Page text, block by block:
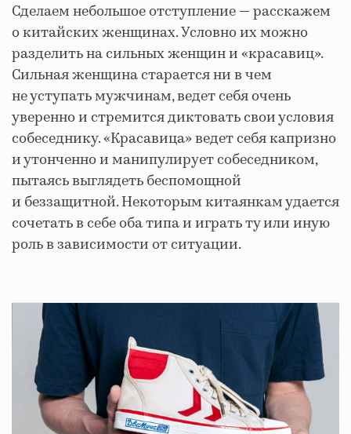
Сделаем небольшое отступление — расскажем
о китайских женщинах. Условно их можно
разделить на сильных женщин и «красавиц».
Сильная женщина старается ни в чем
не уступать мужчинам, ведет себя очень
уверенно и стремится диктовать свои условия
собеседнику. «Красавица» ведет себя капризно
и утонченно и манипулирует собеседником,
пытаясь выглядеть беспомощной
и беззащитной. Некоторым китаянкам удается
сочетать в себе оба типа и играть ту или иную
роль в зависимости от ситуации.